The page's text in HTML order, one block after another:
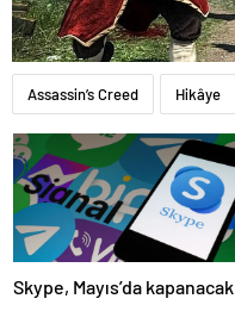
Assassin’s Creed Hikâye
Skype, Mayıs’da kapanacak